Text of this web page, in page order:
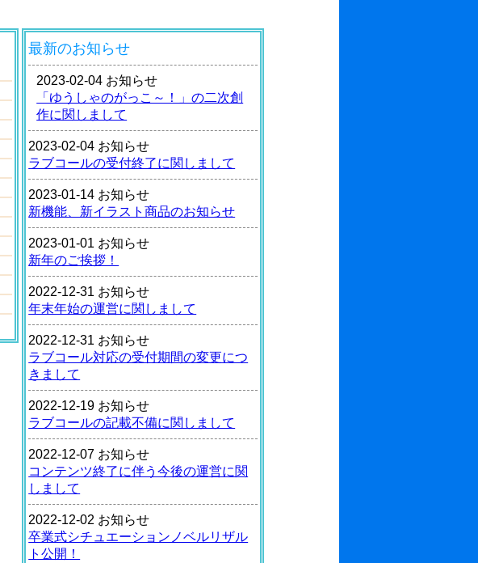
最新のお知らせ
2023-02-04 お知らせ
「ゆうしゃのがっこ～！」の二次創
作に関しまして
2023-02-04 お知らせ
ラブコールの受付終了に関しまして
2023-01-14 お知らせ
新機能、新イラスト商品のお知らせ
2023-01-01 お知らせ
新年のご挨拶！
2022-12-31 お知らせ
年末年始の運営に関しまして
2022-12-31 お知らせ
ラブコール対応の受付期間の変更につ
きまして
2022-12-19 お知らせ
ラブコールの記載不備に関しまして
2022-12-07 お知らせ
コンテンツ終了に伴う今後の運営に関
しまして
2022-12-02 お知らせ
卒業式シチュエーションノベルリザル
ト公開！